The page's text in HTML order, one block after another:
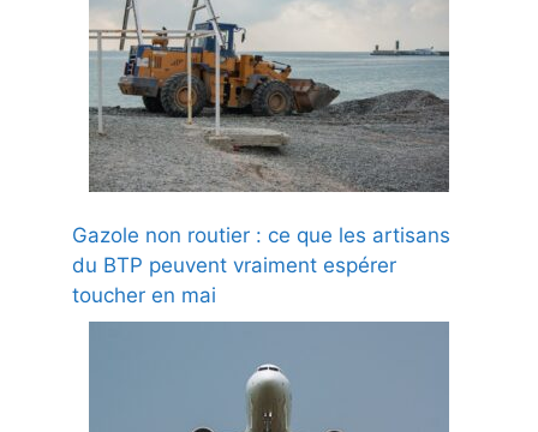
Gazole non routier : ce que les artisans
du BTP peuvent vraiment espérer
toucher en mai